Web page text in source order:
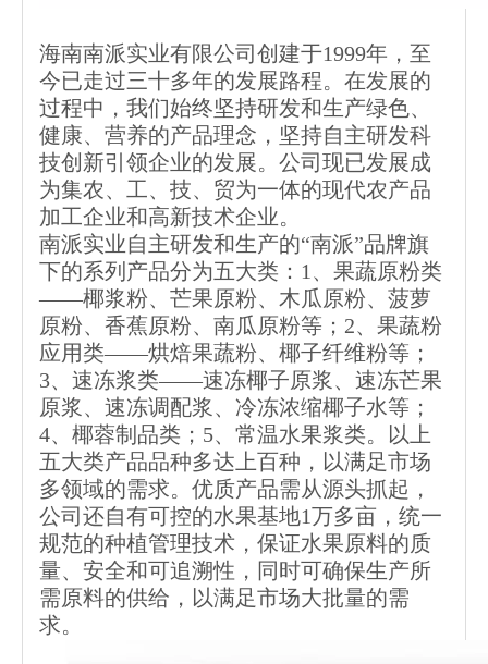
海南南派实业有限公司创建于1999年，至
今已走过三十多年的发展路程。在发展的
过程中，我们始终坚持研发和生产绿色、
健康、营养的产品理念，坚持自主研发科
技创新引领企业的发展。公司现已发展成
为集农、工、技、贸为一体的现代农产品
加工企业和高新技术企业。
南派实业自主研发和生产的“南派”品牌旗
下的系列产品分为五大类：1、果蔬原粉类
——椰浆粉、芒果原粉、木瓜原粉、菠萝
原粉、香蕉原粉、南瓜原粉等；2、果蔬粉
应用类——烘焙果蔬粉、椰子纤维粉等；
3、速冻浆类——速冻椰子原浆、速冻芒果
原浆、速冻调配浆、冷冻浓缩椰子水等；
4、椰蓉制品类；5、常温水果浆类。以上
五大类产品品种多达上百种，以满足市场
多领域的需求。优质产品需从源头抓起，
公司还自有可控的水果基地1万多亩，统一
规范的种植管理技术，保证水果原料的质
量、安全和可追溯性，同时可确保生产所
需原料的供给，以满足市场大批量的需
求。